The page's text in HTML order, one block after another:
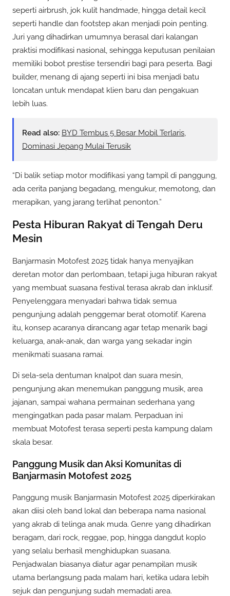
seperti airbrush, jok kulit handmade, hingga detail kecil
seperti handle dan footstep akan menjadi poin penting.
Juri yang dihadirkan umumnya berasal dari kalangan
praktisi modifikasi nasional, sehingga keputusan penilaian
memiliki bobot prestise tersendiri bagi para peserta. Bagi
builder, menang di ajang seperti ini bisa menjadi batu
loncatan untuk mendapat klien baru dan pengakuan
lebih luas.
Read also: BYD Tembus 5 Besar Mobil Terlaris,
Dominasi Jepang Mulai Terusik
“Di balik setiap motor modifikasi yang tampil di panggung,
ada cerita panjang begadang, mengukur, memotong, dan
merapikan, yang jarang terlihat penonton.”
Pesta Hiburan Rakyat di Tengah Deru
Mesin
Banjarmasin Motofest 2025 tidak hanya menyajikan
deretan motor dan perlombaan, tetapi juga hiburan rakyat
yang membuat suasana festival terasa akrab dan inklusif.
Penyelenggara menyadari bahwa tidak semua
pengunjung adalah penggemar berat otomotif. Karena
itu, konsep acaranya dirancang agar tetap menarik bagi
keluarga, anak-anak, dan warga yang sekadar ingin
menikmati suasana ramai.
Di sela-sela dentuman knalpot dan suara mesin,
pengunjung akan menemukan panggung musik, area
jajanan, sampai wahana permainan sederhana yang
mengingatkan pada pasar malam. Perpaduan ini
membuat Motofest terasa seperti pesta kampung dalam
skala besar.
Panggung Musik dan Aksi Komunitas di
Banjarmasin Motofest 2025
Panggung musik Banjarmasin Motofest 2025 diperkirakan
akan diisi oleh band lokal dan beberapa nama nasional
yang akrab di telinga anak muda. Genre yang dihadirkan
beragam, dari rock, reggae, pop, hingga dangdut koplo
yang selalu berhasil menghidupkan suasana.
Penjadwalan biasanya diatur agar penampilan musik
utama berlangsung pada malam hari, ketika udara lebih
sejuk dan pengunjung sudah memadati area.